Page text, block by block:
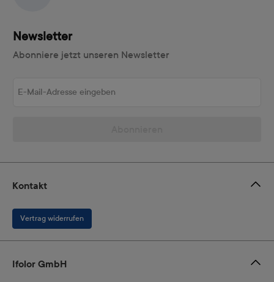
Newsletter
Abonniere jetzt unseren Newsletter
Kontakt
Vertrag widerrufen
Ifolor GmbH